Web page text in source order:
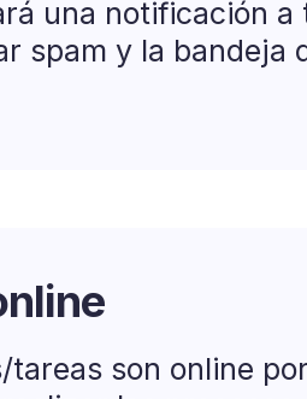
una notificación a
spam y la bandeja
tareas son online